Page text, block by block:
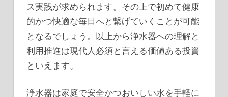
ス実践が求められます。その上で初めて健康
的かつ快適な毎日へと繋げていくことが可能
となるでしょう。以上から浄水器への理解と
利用推進は現代人必須と言える価値ある投資
といえます。
浄水器は家庭で安全かつおいしい水を手軽に